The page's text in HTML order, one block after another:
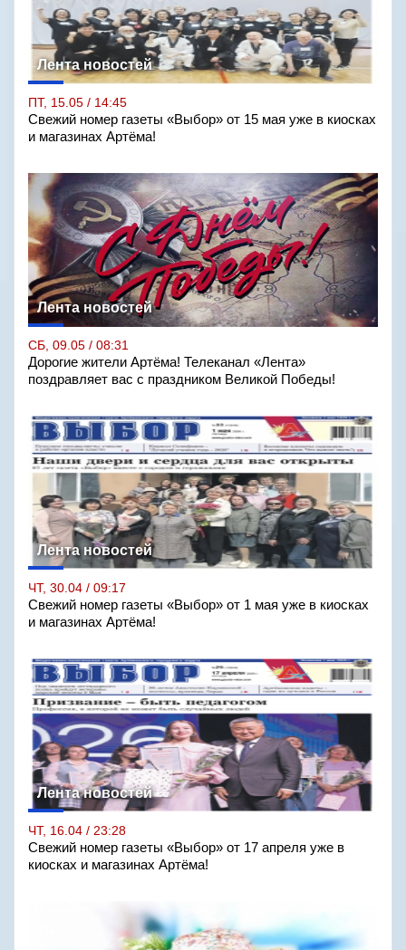
Лента новостей
ПТ, 15.05 / 14:45
Свежий номер газеты «Выбор» от 15 мая уже в киосках
и магазинах Артёма!
Лента новостей
СБ, 09.05 / 08:31
Дорогие жители Артёма! Телеканал «Лента»
поздравляет вас с праздником Великой Победы!
Лента новостей
ЧТ, 30.04 / 09:17
Свежий номер газеты «Выбор» от 1 мая уже в киосках
и магазинах Артёма!
Лента новостей
ЧТ, 16.04 / 23:28
Свежий номер газеты «Выбор» от 17 апреля уже в
киосках и магазинах Артёма!